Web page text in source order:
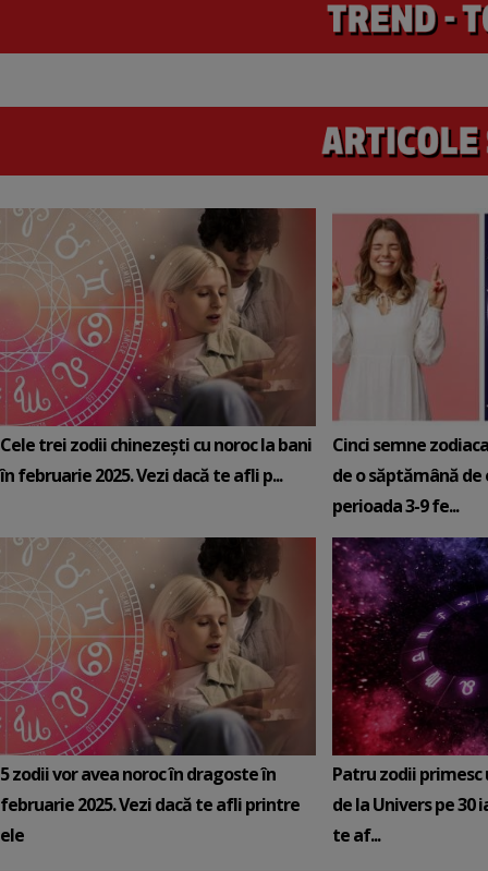
Cele trei zodii chinezești cu noroc la bani
în februarie 2025. Vezi dacă te afli p...
Cinci semne
de o săptămână de
perioada 3-9 fe...
5 zodii vor avea noroc în dragoste în
februarie 2025. Vezi dacă te afli printre
ele
Patru zodii primesc
de la Univers pe 30
te af...